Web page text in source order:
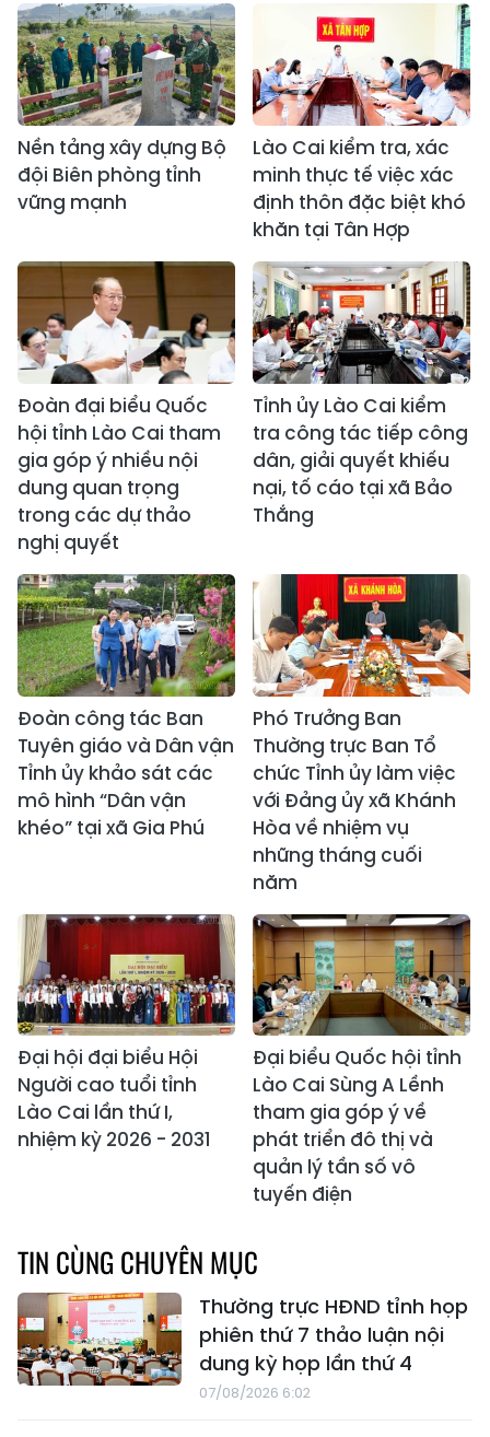
Nền tảng xây dựng Bộ
đội Biên phòng tỉnh
vững mạnh
Lào Cai kiểm tra, xác
minh thực tế việc xác
định thôn đặc biệt khó
khăn tại Tân Hợp
Đoàn đại biểu Quốc
hội tỉnh Lào Cai tham
gia góp ý nhiều nội
dung quan trọng
trong các dự thảo
nghị quyết
Tỉnh ủy Lào Cai kiểm
tra công tác tiếp công
dân, giải quyết khiếu
nại, tố cáo tại xã Bảo
Thắng
Đoàn công tác Ban
Tuyên giáo và Dân vận
Tỉnh ủy khảo sát các
mô hình “Dân vận
khéo” tại xã Gia Phú
Phó Trưởng Ban
Thường trực Ban Tổ
chức Tỉnh ủy làm việc
với Đảng ủy xã Khánh
Hòa về nhiệm vụ
những tháng cuối
năm
Đại hội đại biểu Hội
Người cao tuổi tỉnh
Lào Cai lần thứ I,
nhiệm kỳ 2026 - 2031
Đại biểu Quốc hội tỉnh
Lào Cai Sùng A Lềnh
tham gia góp ý về
phát triển đô thị và
quản lý tần số vô
tuyến điện
TIN CÙNG CHUYÊN MỤC
Thường trực HĐND tỉnh họp
phiên thứ 7 thảo luận nội
dung kỳ họp lần thứ 4
07/08/2026 6:02